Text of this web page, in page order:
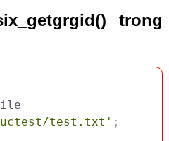
trong
test.txt' ;